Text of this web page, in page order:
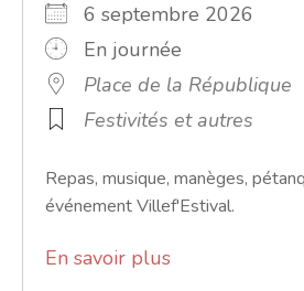
6 septembre 2026
En journée
Place de la République
Festivités et autres
Repas, musique, manèges,
événement Villef'Estival.
En savoir plus